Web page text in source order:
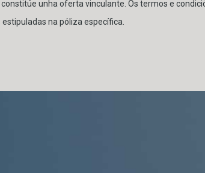
unha oferta vinculante. Os termos e
na póliza específica.